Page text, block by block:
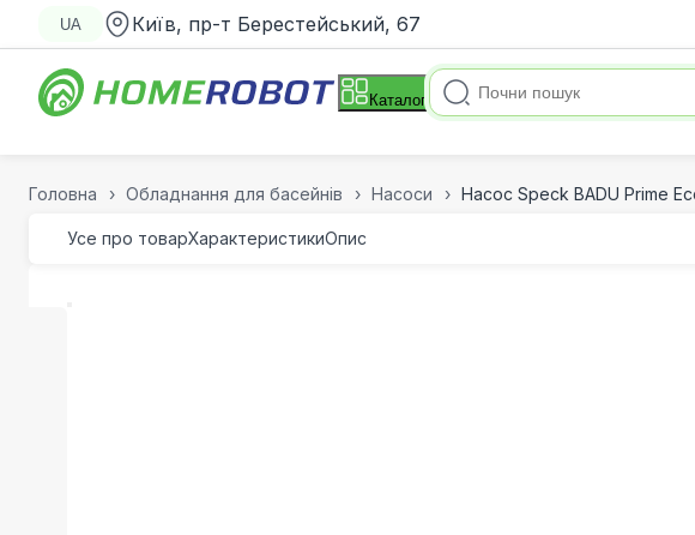
UA Київ, пр-т Берестейський, 67
Каталог
Головна Обладнання для басейнів Насоси Насос Speck BADU Prime
Усе про товарХарактеристикиОпис